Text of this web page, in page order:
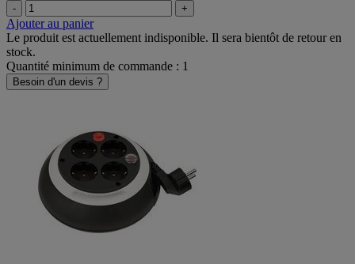
- +
Ajouter au panier
Le produit est actuellement indisponible. Il sera bientôt de retour en
stock.
Quantité minimum de commande : 1
Besoin d'un devis ?